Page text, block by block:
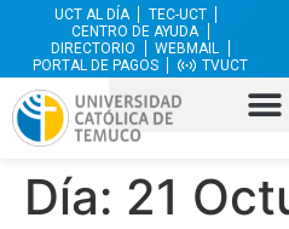
UCT AL DÍA
TEC-UCT
CENTRO DE AYUDA
DIRECTORIO
WEBMAIL
PORTAL DE PAGOS
TVUCT
Día: 21